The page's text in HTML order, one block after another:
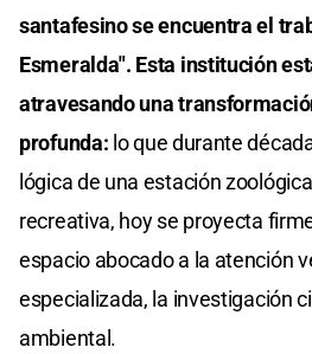
santafesino se encuentra el
Esmeralda". Esta institución
atravesando una
profunda: lo que durante
lógica de una estación
recreativa, hoy se proyecta
espacio abocado a la atención
especializada, la investigación
ambiental.